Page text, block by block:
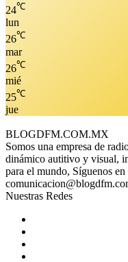
24℃
lun
26℃
mar
26℃
mié
25℃
jue
BLOGDFM.COM.MX
Somos una empresa de
dinámico autitivo y visual,
para el mundo, Síguenos en
Nuestras Redes